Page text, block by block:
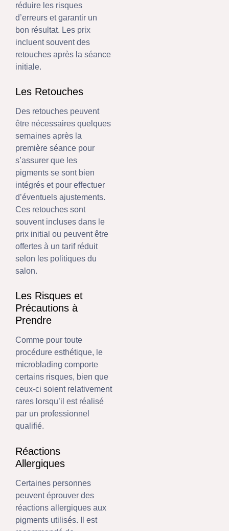
réduire les risques
d’erreurs et garantir un
bon résultat. Les prix
incluent souvent des
retouches après la séance
initiale.
Les Retouches
Des retouches peuvent
être nécessaires quelques
semaines après la
première séance pour
s’assurer que les
pigments se sont bien
intégrés et pour effectuer
d’éventuels ajustements.
Ces retouches sont
souvent incluses dans le
prix initial ou peuvent être
offertes à un tarif réduit
selon les politiques du
salon.
Les Risques et
Précautions à
Prendre
Comme pour toute
procédure esthétique, le
microblading comporte
certains risques, bien que
ceux-ci soient relativement
rares lorsqu’il est réalisé
par un professionnel
qualifié.
Réactions
Allergiques
Certaines personnes
peuvent éprouver des
réactions allergiques aux
pigments utilisés. Il est